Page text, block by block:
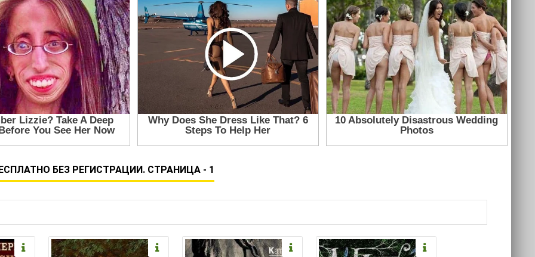
БЕЗ РЕГИСТРАЦИИ. СТРАНИЦА - 1